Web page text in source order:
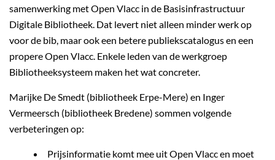
samenwerking met Open Vlacc in de Basisinfrastructuur
Digitale Bibliotheek. Dat levert niet alleen minder werk op
voor de bib, maar ook een betere publiekscatalogus en een
propere Open Vlacc. Enkele leden van de werkgroep
Bibliotheeksysteem maken het wat concreter.
Marijke De Smedt (bibliotheek Erpe-Mere) en Inger
Vermeersch (bibliotheek Bredene) sommen volgende
verbeteringen op:
Prijsinformatie komt mee uit Open Vlacc en moet